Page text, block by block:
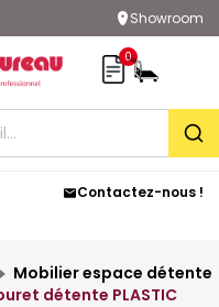
Showroom
0
Contactez-nous !
Mobilier espace détente
détente PLASTIC